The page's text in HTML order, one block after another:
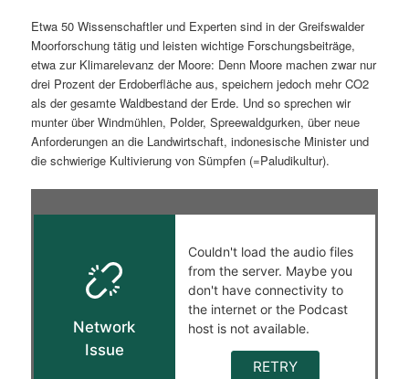
n
Etwa 50 Wissenschaftler und Experten sind in der Greifswalder
Moorforschung tätig und leisten wichtige Forschungsbeiträge,
etwa zur Klimarelevanz der Moore: Denn Moore machen zwar nur
drei Prozent der Erdoberfläche aus, speichern jedoch mehr CO2
als der gesamte Waldbestand der Erde. Und so sprechen wir
munter über Windmühlen, Polder, Spreewaldgurken, über neue
Anforderungen an die Landwirtschaft, indonesische Minister und
die schwierige Kultivierung von Sümpfen (=Paludikultur).